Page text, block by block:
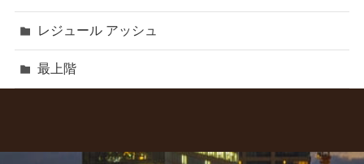
レジュール アッシュ
最上階